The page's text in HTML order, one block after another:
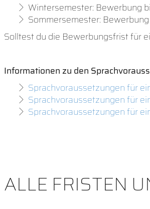
Wintersemester: Bewerbung
Sommersemester: Bewerbung
Solltest du die Bewerbungsfrist für
Informationen zu den
Sprachvoraussetzungen für
Sprachvoraussetzungen für
Sprachvoraussetzungen für
ALLE FRISTEN